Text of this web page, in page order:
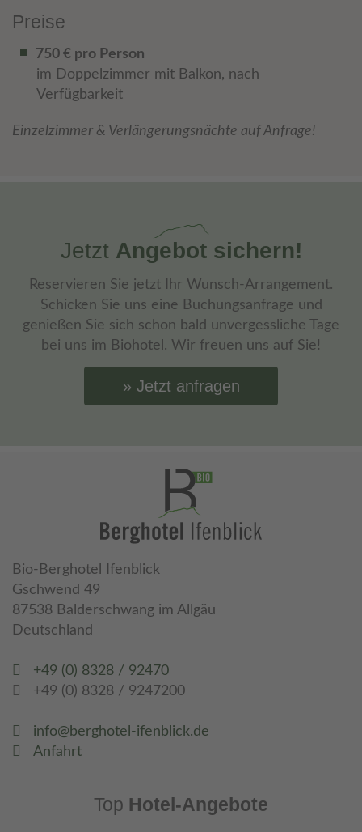
Preise
750 € pro Person
im Doppelzimmer mit Balkon, nach
Verfügbarkeit
Einzelzimmer & Verlängerungsnächte auf Anfrage!
Jetzt Angebot sichern!
Reservieren Sie jetzt Ihr Wunsch-Arrangement.
Schicken Sie uns eine Buchungsanfrage und
genießen Sie sich schon bald unvergessliche Tage
bei uns im Biohotel. Wir freuen uns auf Sie!
Jetzt anfragen
Bio-Berghotel Ifenblick
Gschwend 49
87538 Balderschwang im Allgäu
Deutschland
+49 (0) 8328 / 92470
+49 (0) 8328 / 9247200
info@berghotel-ifenblick.de
Anfahrt
Top Hotel-Angebote